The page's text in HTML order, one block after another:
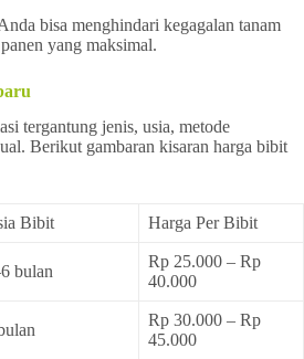
bisa menghindari kegagalan tanam
yang maksimal.
tergantung jenis, usia, metode
Berikut gambaran kisaran harga bibit
Bibit Harga Per Bibit
bulan
Rp 25.000 – Rp
40.000
Rp 30.000 – Rp
45.000